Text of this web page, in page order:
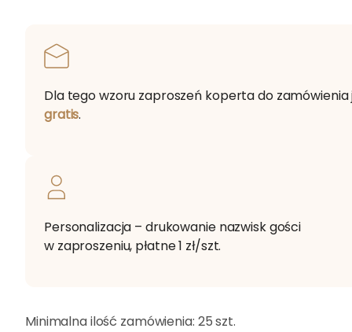
Dla tego wzoru zaproszeń koperta do zamówienia
gratis.
Personalizacja – drukowanie nazwisk gości
w zaproszeniu, płatne 1 zł/szt.
Minimalna ilość zamówienia: 25 szt.